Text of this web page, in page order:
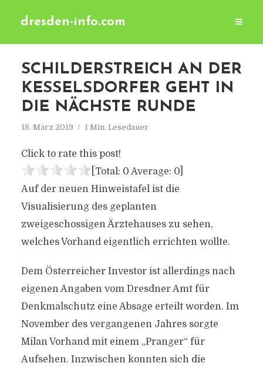
dresden-info.com
SCHILDERSTREICH AN DER
KESSELSDORFER GEHT IN
DIE NÄCHSTE RUNDE
18. März 2019 1 Min. Lesedauer
Click to rate this post!
[Total: 0 Average: 0]
Auf der neuen Hinweistafel ist die
Visualisierung des geplanten
zweigeschossigen Ärztehauses zu sehen,
welches Vorhand eigentlich errichten wollte.
Dem Österreicher Investor ist allerdings nach
eigenen Angaben vom Dresdner Amt für
Denkmalschutz eine Absage erteilt worden. Im
November des vergangenen Jahres sorgte
Milan Vorhand mit einem „Pranger“ für
Aufsehen. Inzwischen konnten sich die